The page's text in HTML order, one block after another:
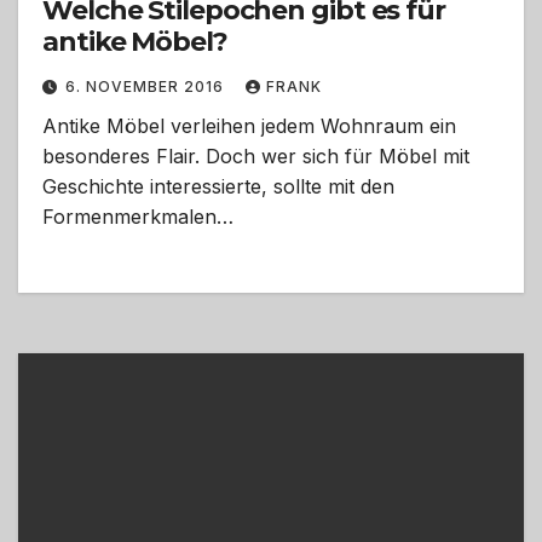
Welche Stilepochen gibt es für
antike Möbel?
6. NOVEMBER 2016 FRANK
Antike Möbel verleihen jedem Wohnraum ein
besonderes Flair. Doch wer sich für Möbel mit
Geschichte interessierte, sollte mit den
Formenmerkmalen…